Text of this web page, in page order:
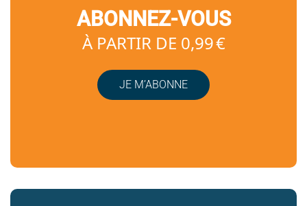
ABONNEZ-VOUS
À PARTIR DE 0,99 €
JE M’ABONNE